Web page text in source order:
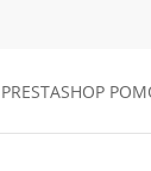
PRESTASHOP